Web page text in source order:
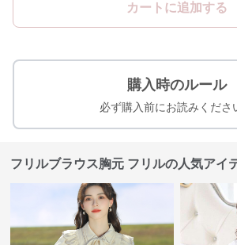
カートに追加する
購入時のルール
必ず購入前にお読みくださ
フリルブラウス胸元 フリルの人気アイ